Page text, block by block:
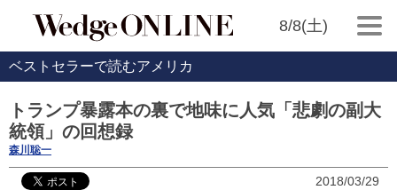
8/8(土)
ベストセラーで読むアメリカ
トランプ暴露本の裏で地味に人気「悲劇の副大
統領」の回想録
森川聡一
2018/03/29